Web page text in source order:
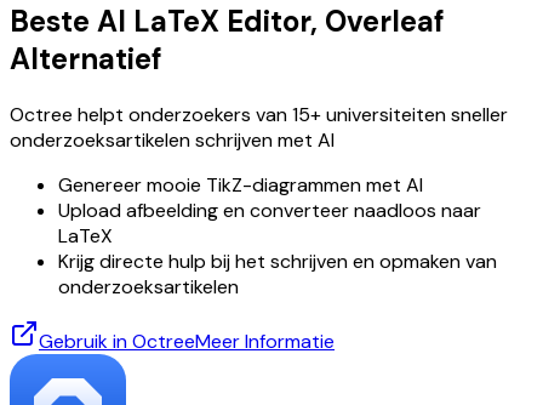
Beste AI LaTeX Editor, Overleaf
Alternatief
Octree helpt onderzoekers van 15+ universiteiten sneller
onderzoeksartikelen schrijven met AI
Genereer mooie TikZ-diagrammen met AI
Upload afbeelding en converteer naadloos naar
LaTeX
Krijg directe hulp bij het schrijven en opmaken van
onderzoeksartikelen
Gebruik in OctreeMeer Informatie